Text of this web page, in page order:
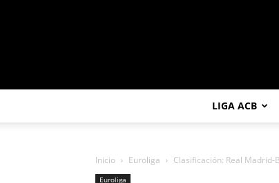
LIGA ACB
Inicio Euroliga Clasificación: Real
Euroliga